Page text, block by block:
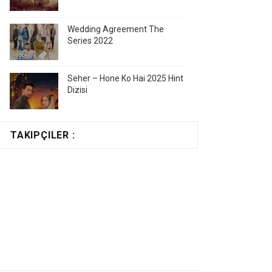
Wedding Agreement The
Series 2022
Seher – Hone Ko Hai 2025 Hint
Dizisi
TAKIPÇILER :